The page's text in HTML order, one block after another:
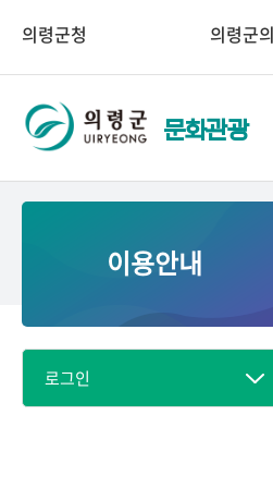
의령군청 의령군
문화관광
이용안내
로그인